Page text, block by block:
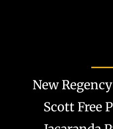
New
Scott Free